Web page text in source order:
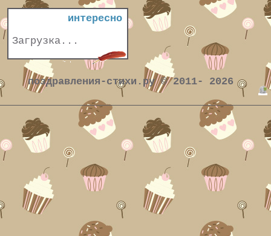
интересно
Загрузка...
поздравления-стихи.ру © 2011- 2026